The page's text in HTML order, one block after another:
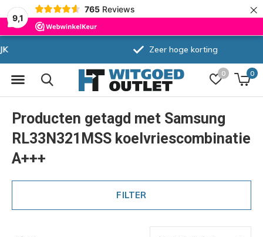
9,1
765 Reviews ×
0 0
Zeer hoge korting
Producten getagd met Samsung
RL33N321MSS koelvriescombinatie
A+++
FILTER